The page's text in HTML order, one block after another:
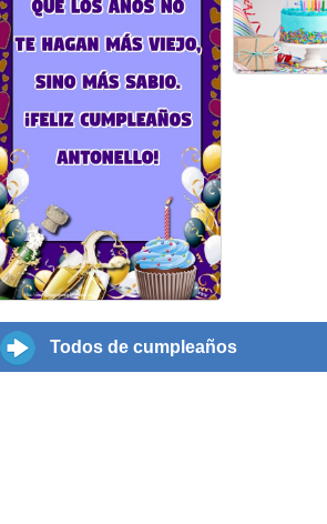
Todos de cumpleaños